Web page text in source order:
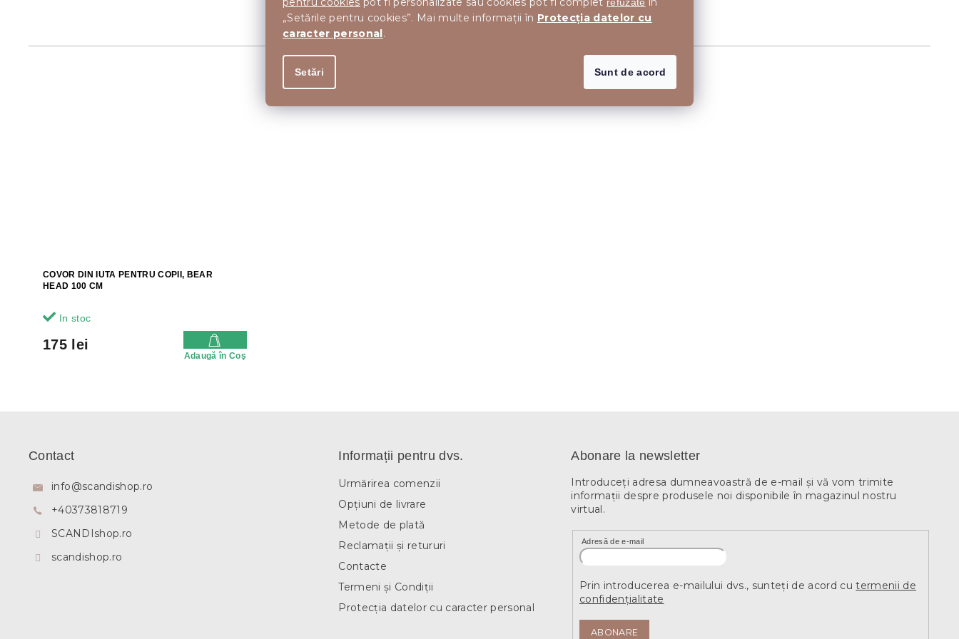
„Setările pentru cookies”. Mai multe informații în Protecția datelor cu
caracter personal.
Setări Sunt de acord
COVOR DIN IUTA PENTRU COPII, BEAR
HEAD 100 CM
In stoc
175 lei
Adaugă în Coş
Contact
info@scandishop.ro
+40373818719
SCANDIshop.ro
scandishop.ro
Informații pentru dvs.
Urmărirea comenzii
Opțiuni de livrare
Metode de plată
Reclamații și retururi
Contacte
Termeni și Condiții
Protecția datelor cu caracter personal
Abonare la newsletter
Introduceţi adresa dumneavoastră de e-mail şi vă vom trimite
informaţii despre produsele noi disponibile în magazinul nostru
virtual.
Adresă de e-mail
Prin introducerea e-mailului dvs., sunteți de acord cutermenii de
confidențialitate
ABONARE